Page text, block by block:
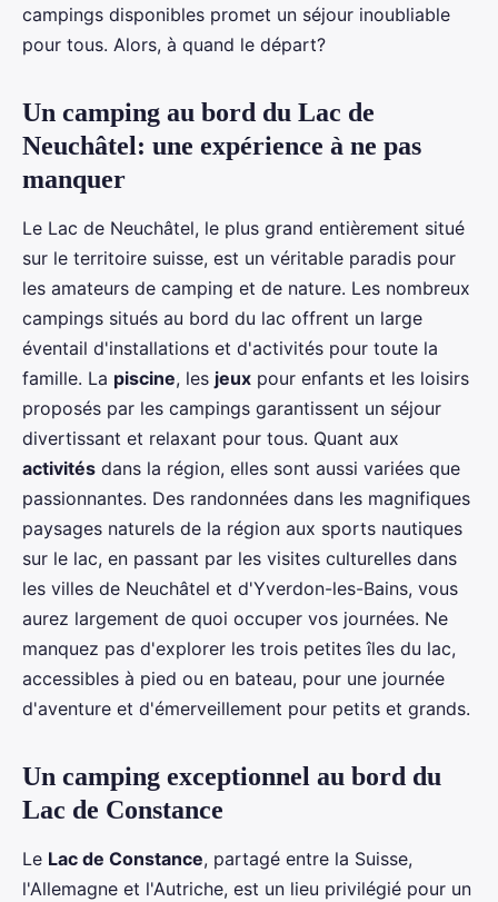
campings disponibles promet un séjour inoubliable
pour tous. Alors, à quand le départ?
Un camping au bord du Lac de
Neuchâtel: une expérience à ne pas
manquer
Le Lac de Neuchâtel, le plus grand entièrement situé
sur le territoire suisse, est un véritable paradis pour
les amateurs de camping et de nature. Les nombreux
campings situés au bord du lac offrent un large
éventail d'installations et d'activités pour toute la
famille. La piscine, les jeux pour enfants et les loisirs
proposés par les campings garantissent un séjour
divertissant et relaxant pour tous. Quant aux
activités dans la région, elles sont aussi variées que
passionnantes. Des randonnées dans les magnifiques
paysages naturels de la région aux sports nautiques
sur le lac, en passant par les visites culturelles dans
les villes de Neuchâtel et d'Yverdon-les-Bains, vous
aurez largement de quoi occuper vos journées. Ne
manquez pas d'explorer les trois petites îles du lac,
accessibles à pied ou en bateau, pour une journée
d'aventure et d'émerveillement pour petits et grands.
Un camping exceptionnel au bord du
Lac de Constance
Le Lac de Constance, partagé entre la Suisse,
l'Allemagne et l'Autriche, est un lieu privilégié pour un